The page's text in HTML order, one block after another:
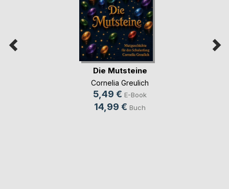
Die Mutsteine
Cornelia Greulich
5,49 € E-Book
14,99 € Buch